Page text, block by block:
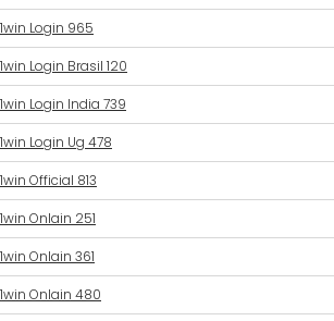
1win Login 965
1win Login Brasil 120
1win Login India 739
1win Login Ug 478
1win Official 813
1win Onlain 251
1win Onlain 361
1win Onlain 480